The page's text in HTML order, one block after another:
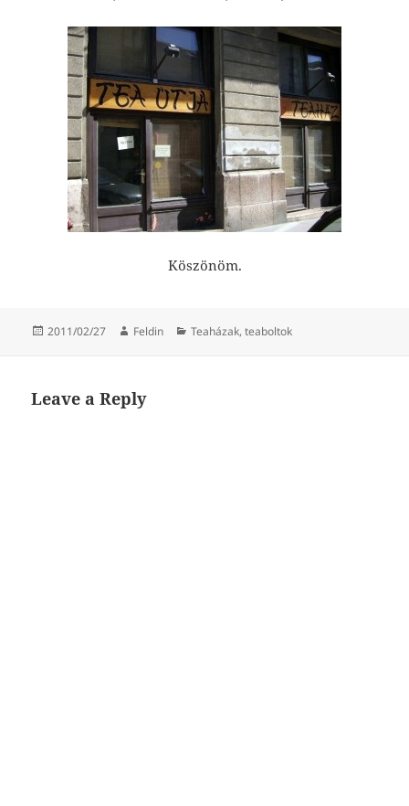
Köszönöm.
Posted
2011/02/27 Author
Feldin Categories
Teaházak, teaboltok
Leave a Reply